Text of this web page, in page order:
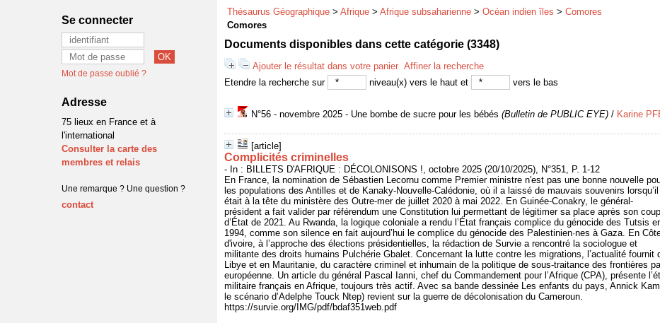
Thésaurus Géographique > Afrique > Afrique subsaharienne > Océan indien îles > Comores
Comores
Documents disponibles dans cette catégorie (3348)
Ajouter le résultat dans votre panier Affiner la recherche
Etendre la recherche sur
niveau(x) vers le haut et vers le bas
N°56 - novembre 2025 - Une bombe de sucre pour les bébés (Bulletin de PUBLIC EYE) / Karine
[article]
Complicités criminelles
- In : BILLETS D'AFRIQUE : DÉCOLONISONS !, octobre 2025 (20/10/2025), N°351, P. 1-12
En France, la nomination de Sébastien Lecornu comme Premier ministre n'est pas une bonne nouvelle
les populations des Antilles et de Kanaky-Nouvelle-Calédonie, où il a laissé de mauvais souvenirs lorsqu’il
était à la tête du ministère des Outre-mer de juillet 2020 à mai 2022. En Guinée-Conakry, le général-
président a fait valider par référendum une Constitution lui permettant de légitimer sa place après son coup
d’État de 2021. Au Rwanda, la logique coloniale a rendu l’État français complice du génocide des Tutsis
1994, comme son silence en fait aujourd’hui le complice du génocide des Palestinien·nes à Gaza. En
d'ivoire, à l’approche des élections présidentielles, la rédaction de Survie a rencontré la sociologue et
militante des droits humains Pulchérie Gbalet. Concernant la lutte contre les migrations, l’actualité fournit
Libye et en Mauritanie, du caractère criminel et inhumain de la politique de sous-traitance des frontières
européenne. Un article du général Pascal Ianni, chef du Commandement pour l’Afrique (CPA), présente
militaire français en Afrique, toujours très actif. Avec sa bande dessinée Les enfants du pays, Annick
le scénario d’Adelphe Touck Ntep) revient sur la guerre de décolonisation du Cameroun.
https://survie.org/IMG/pdf/bdaf351web.pdf
Se connecter
Mot de passe oublié ?
Adresse
75 lieux en France et à
l'international
Consulter la carte des
membres et relais
Une remarque ? Une question ?
contact